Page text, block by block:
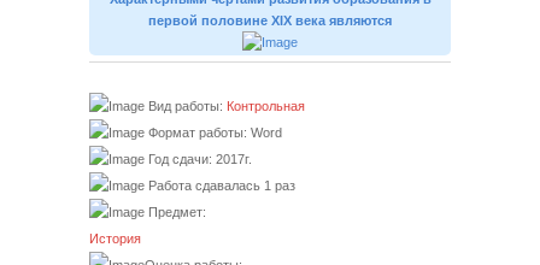
первой половине XIX века являются
Вид работы: Контрольная
Формат работы: Word
Год сдачи: 2017г.
Работа сдавалась 1 раз
Предмет:
История